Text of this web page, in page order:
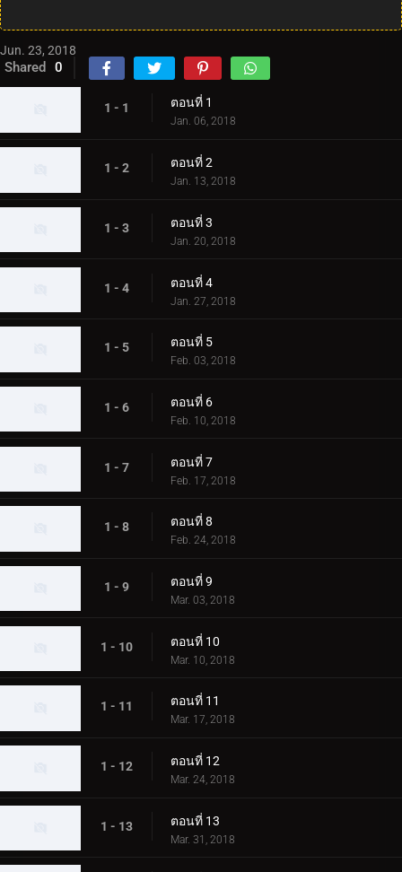
Jun. 23, 2018
Shared 0
1 - 1 ตอนที่ 1
Jan. 06, 2018
1 - 2 ตอนที่ 2
Jan. 13, 2018
1 - 3 ตอนที่ 3
Jan. 20, 2018
1 - 4 ตอนที่ 4
Jan. 27, 2018
1 - 5 ตอนที่ 5
Feb. 03, 2018
1 - 6 ตอนที่ 6
Feb. 10, 2018
1 - 7 ตอนที่ 7
Feb. 17, 2018
1 - 8 ตอนที่ 8
Feb. 24, 2018
1 - 9 ตอนที่ 9
Mar. 03, 2018
1 - 10 ตอนที่ 10
Mar. 10, 2018
1 - 11 ตอนที่ 11
Mar. 17, 2018
1 - 12 ตอนที่ 12
Mar. 24, 2018
1 - 13 ตอนที่ 13
Mar. 31, 2018